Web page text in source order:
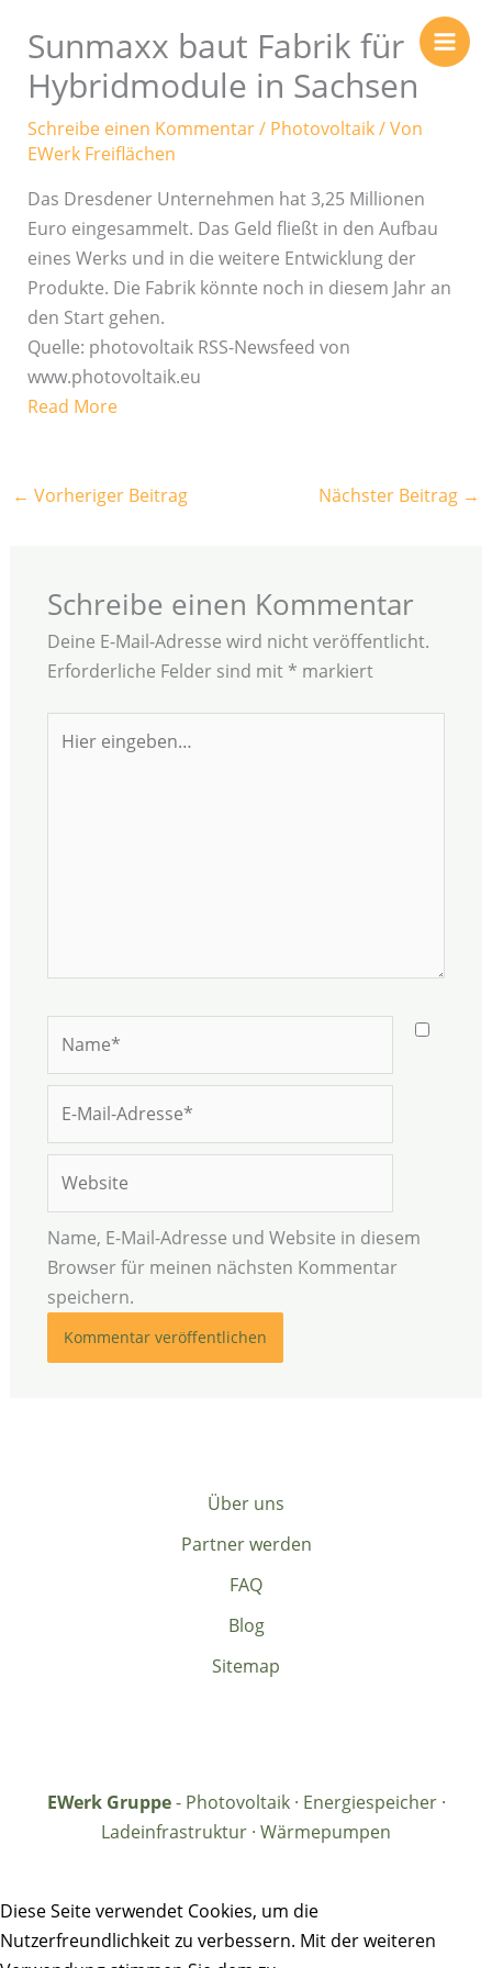
Inhalt
springen
Sunmaxx baut Fabrik für
Hybridmodule in Sachsen
Schreibe einen Kommentar/ Photovoltaik/ Von
EWerk Freiflächen
Das Dresdener Unternehmen hat 3,25 Millionen
Euro eingesammelt. Das Geld fließt in den Aufbau
eines Werks und in die weitere Entwicklung der
Produkte. Die Fabrik könnte noch in diesem Jahr an
den Start gehen.
Quelle: photovoltaik RSS-Newsfeed von
www.photovoltaik.eu
Read More
← Vorheriger Beitrag Nächster Beitrag →
Schreibe einen Kommentar
Deine E-Mail-Adresse wird nicht veröffentlicht.
Erforderliche Felder sind mit * markiert
eingeben…
Mail-
Adresse*
Name, E-Mail-Adresse und Website in diesem
Browser für meinen nächsten Kommentar
speichern.
Über uns
Partner werden
FAQ
Blog
Sitemap
EWerk Gruppe- Photovoltaik · Energiespeicher ·
Ladeinfrastruktur · Wärmepumpen
Diese Seite verwendet Cookies, um die
Nutzerfreundlichkeit zu verbessern. Mit der weiteren